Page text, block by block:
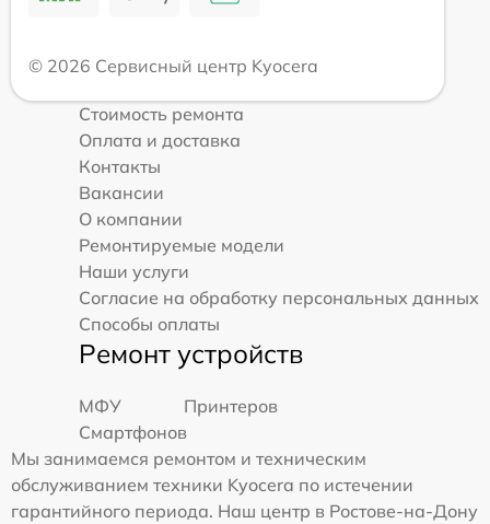
© 2026 Сервисный центр Kyocera
Стоимость ремонта
Оплата и доставка
Контакты
Вакансии
О компании
Ремонтируемые модели
Наши услуги
Согласие на обработку персональных данных
Способы оплаты
Ремонт устройств
МФУ
Принтеров
Смартфонов
Мы занимаемся ремонтом и техническим
обслуживанием техники Kyocera по истечении
гарантийного периода. Наш центр в Ростове-на-Дону